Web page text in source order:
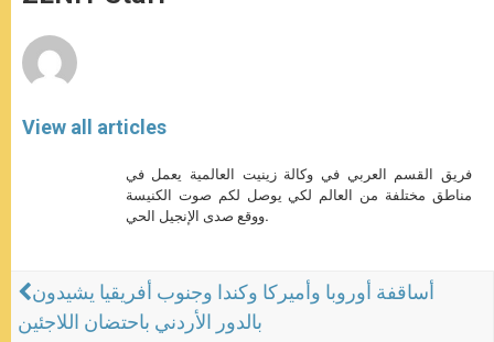
View all articles
فريق القسم العربي في وكالة زينيت العالمية يعمل في
مناطق مختلفة من العالم لكي يوصل لكم صوت الكنيسة
ووقع صدى الإنجيل الحي.
أساقفة أوروبا وأميركا وكندا وجنوب أفريقيا يشيدون
بالدور الأردني باحتضان اللاجئين